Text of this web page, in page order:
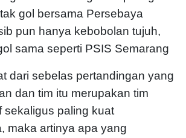
gol bersama Persebaya
pun hanya kebobolan tujuh,
sama seperti PSIS Semarang
dari sebelas pertandingan yang
dan tim itu merupakan tim
sekaligus paling kuat
maka artinya apa yang